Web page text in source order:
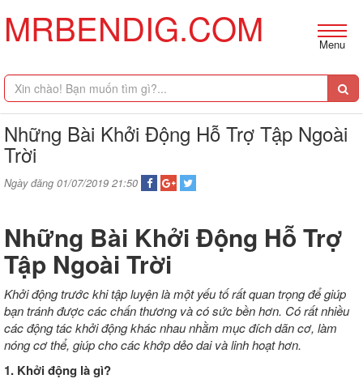
MRBENDIG.COM Menu
Những Bài Khởi Động Hỗ Trợ Tập Ngoài
Trời
Ngày đăng 01/07/2019 21:50
Những Bài Khởi Động Hỗ Trợ
Tập Ngoài Trời
Khởi động trước khi tập luyện là một yếu tố rất quan trọng để giúp
bạn tránh được các chấn thương và có sức bền hơn. Có rất nhiều
các động tác khởi động khác nhau nhằm mục đích dãn cơ, làm
nóng cơ thể, giúp cho các khớp dẻo dai và linh hoạt hơn.
1. Khởi động là gì?